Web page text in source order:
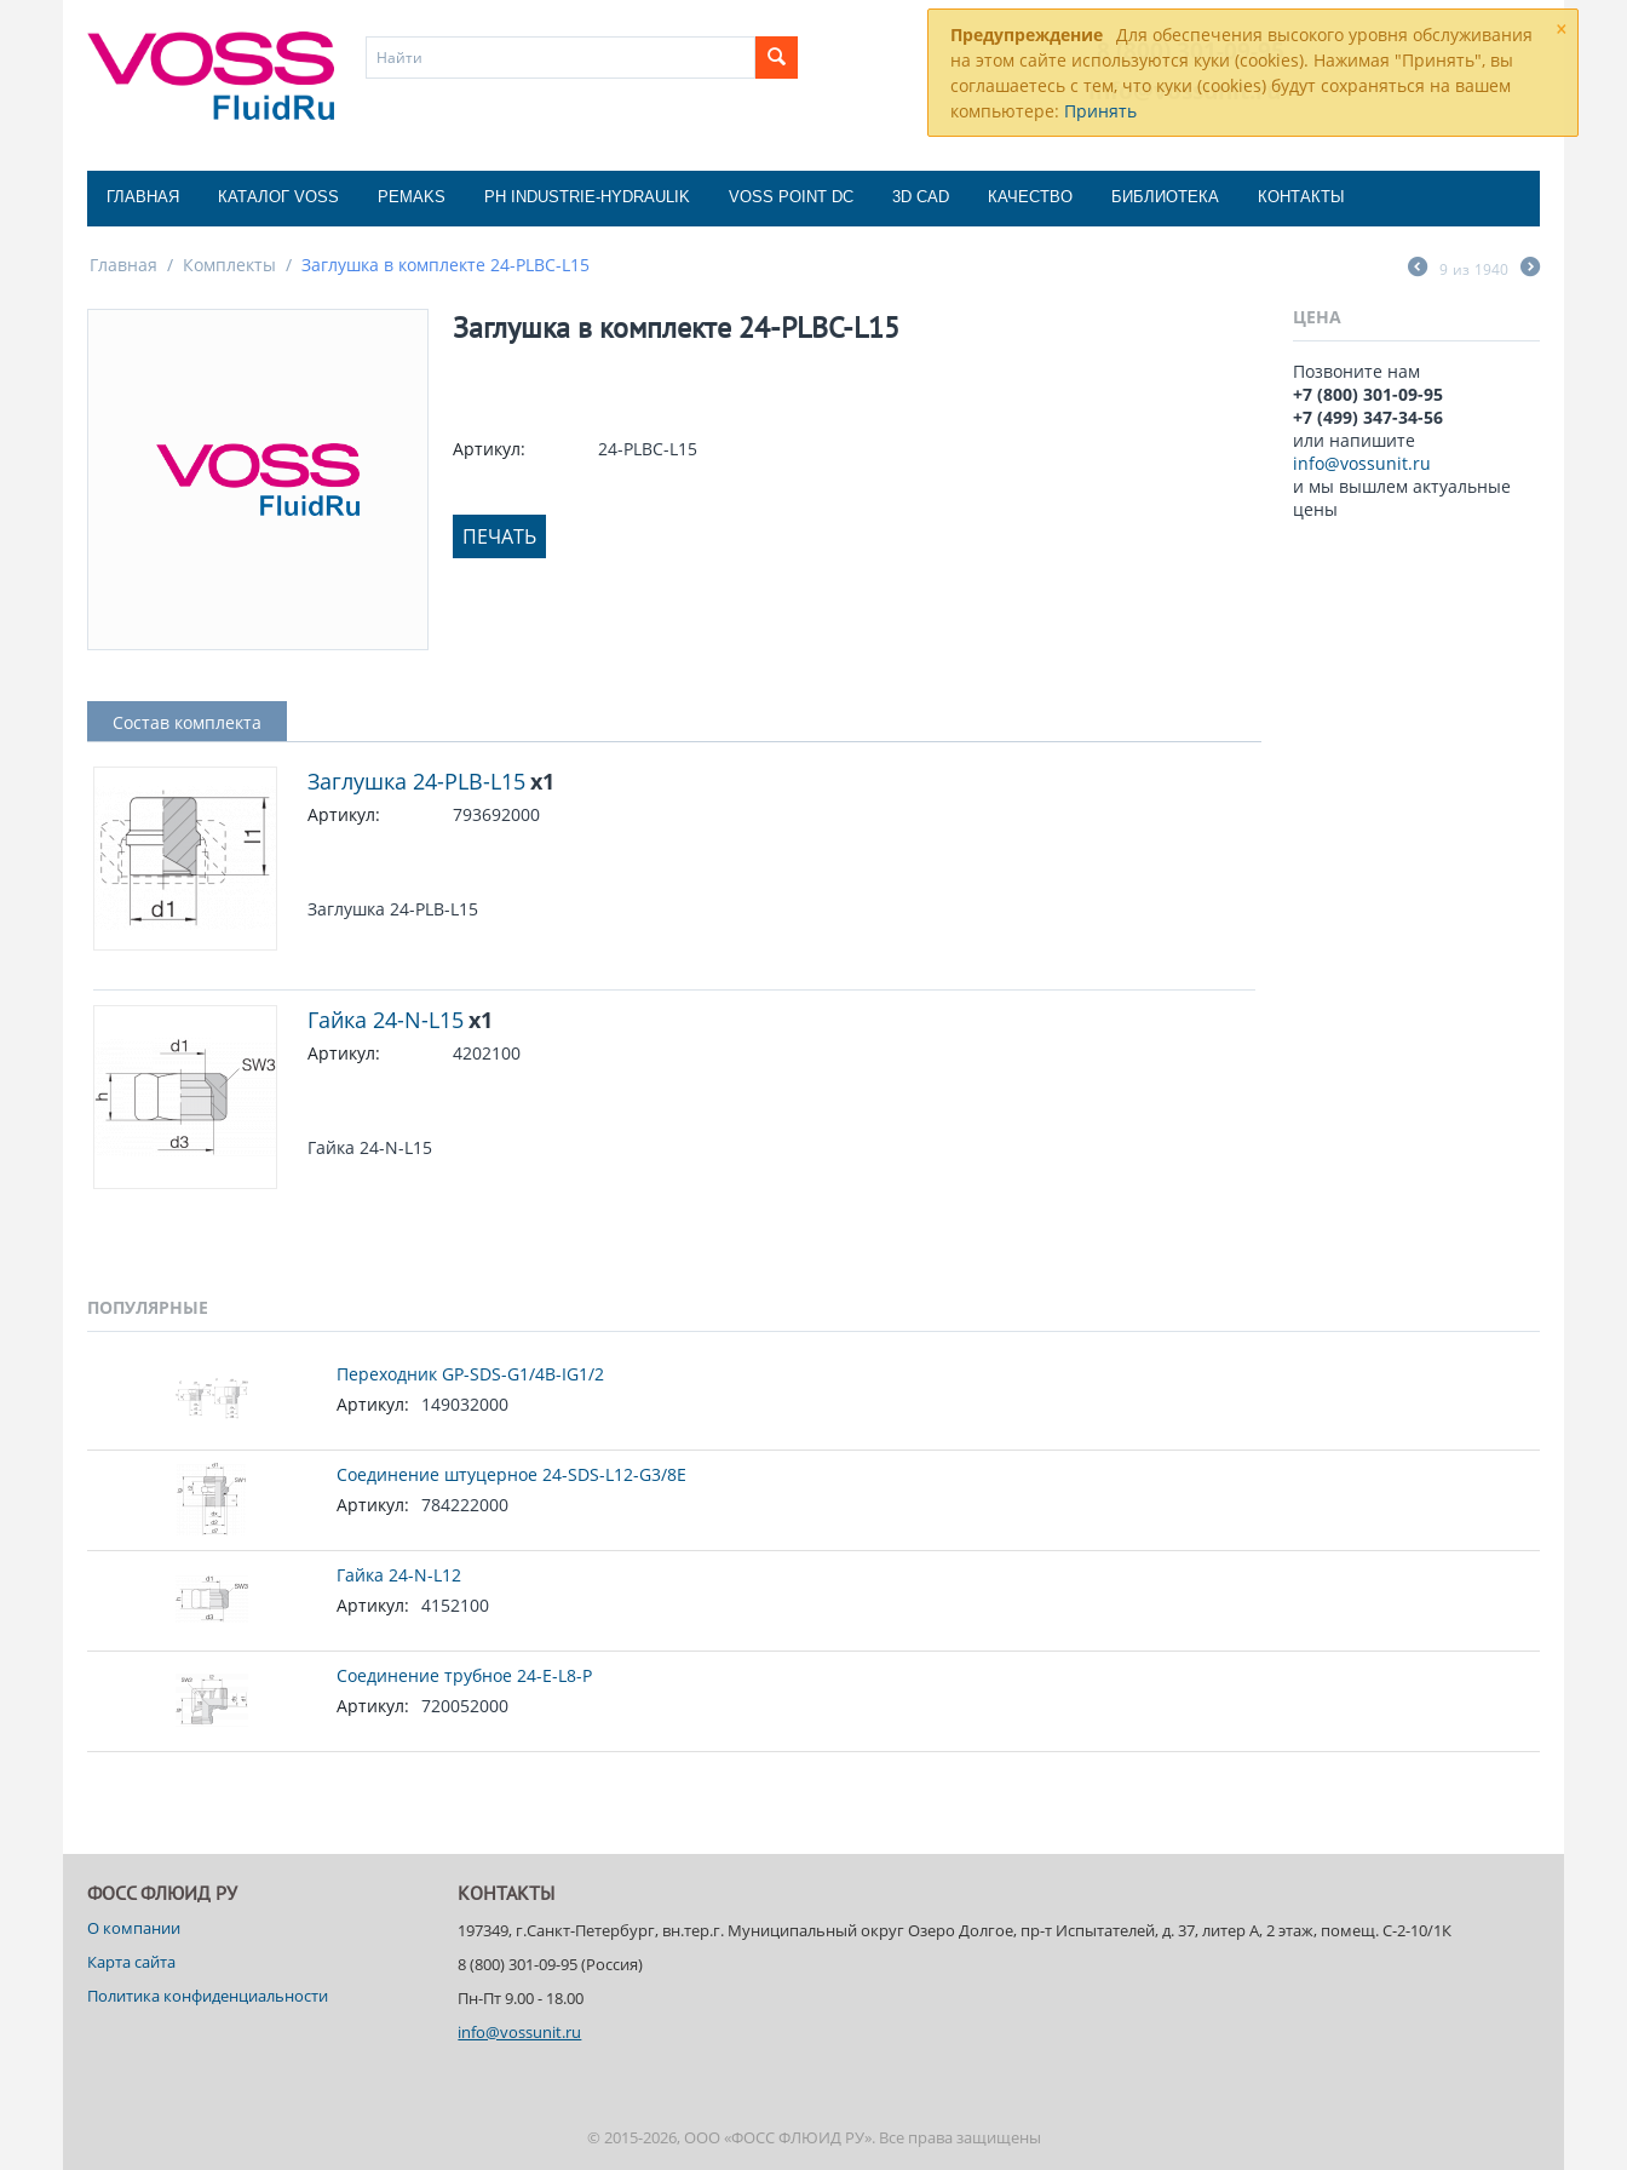
×
Предупреждение Для обеспечения высокого уровня обслуживания
на этом сайте используются куки (cookies). Нажимая "Принять", вы
соглашаетесь с тем, что куки (cookies) будут сохраняться на вашем
компьютере: Принять
8 (800) 301-09-95
info@vossunit.ru
ГЛАВНАЯ КАТАЛОГ VOSS PEMAKS PH INDUSTRIE-HYDRAULIK VOSS POINT DC 3D CAD КАЧЕСТВО БИБЛИОТЕКА КОНТАКТЫ
Главная / Комплекты / Заглушка в комплекте 24-PLBC-L15 9 из 1940
Заглушка в комплекте 24-PLBC-L15
Артикул: 24-PLBC-L15
ПЕЧАТЬ
Состав комплекта
Заглушка 24-PLB-L15x1
Артикул: 793692000
Заглушка 24-PLB-L15
Гайка 24-N-L15x1
Артикул: 4202100
Гайка 24-N-L15
ЦЕНА
Позвоните нам
+7 (800) 301-09-95
+7 (499) 347-34-56
или напишите
info@vossunit.ru
и мы вышлем актуальные
цены
ПОПУЛЯРНЫЕ
Переходник GP-SDS-G1/4B-IG1/2
Артикул:
149032000
Соединение штуцерное 24-SDS-L12-G3/8E
Артикул: 784222000
Гайка 24-N-L12
Артикул: 4152100
Соединение трубное 24-E-L8-P
Артикул: 720052000
ФОСС ФЛЮИД РУ
О компании
Карта сайта
Политика конфиденциальности
КОНТАКТЫ
197349, г.Санкт-Петербург, вн.тер.г. Муниципальный округ Озеро Долгое, пр-т Испытателей, д. 37, литер А, 2 этаж, помещ. С-2-10/1К
8 (800) 301-09-95 (Россия)
Пн-Пт 9.00 - 18.00
info@vossunit.ru
© 2015-2026, ООО «ФОСС ФЛЮИД РУ». Все права защищены